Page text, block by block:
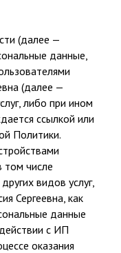
(далее —
данные,
(далее —
либо при ином
ссылкой или
Политики.
том числе
видов услуг,
Сергеевна, как
данные
с ИП
оказания